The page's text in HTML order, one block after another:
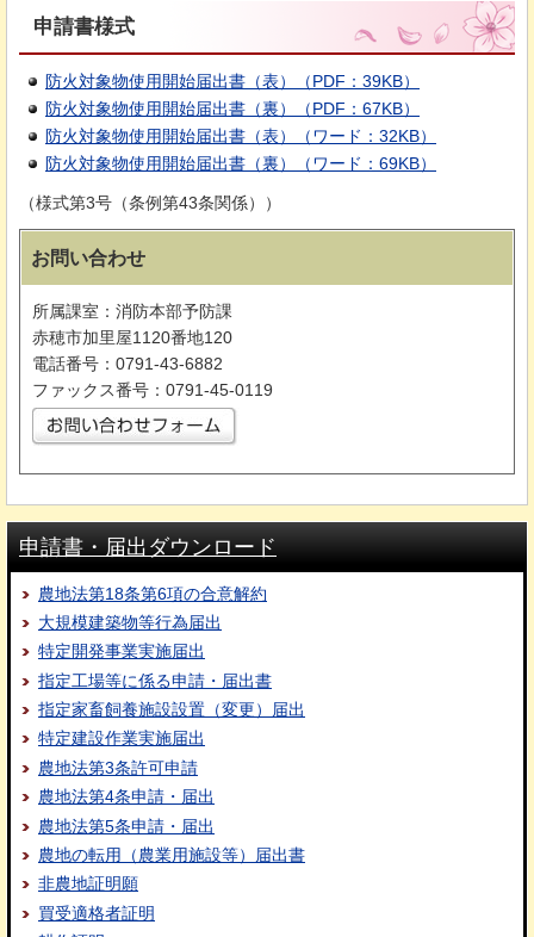
申請書様式
防火対象物使用開始届出書（表）（PDF：39KB）
防火対象物使用開始届出書（裏）（PDF：67KB）
防火対象物使用開始届出書（表）（ワード：32KB）
防火対象物使用開始届出書（裏）（ワード：69KB）
（様式第3号（条例第43条関係））
お問い合わせ
所属課室：消防本部予防課
赤穂市加里屋1120番地120
電話番号：0791-43-6882
ファックス番号：0791-45-0119
申請書・届出ダウンロード
農地法第18条第6項の合意解約
大規模建築物等行為届出
特定開発事業実施届出
指定工場等に係る申請・届出書
指定家畜飼養施設設置（変更）届出
特定建設作業実施届出
農地法第3条許可申請
農地法第4条申請・届出
農地法第5条申請・届出
農地の転用（農業用施設等）届出書
非農地証明願
買受適格者証明